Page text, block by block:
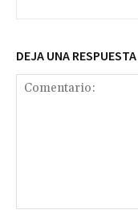
DEJA UNA RESPUESTA